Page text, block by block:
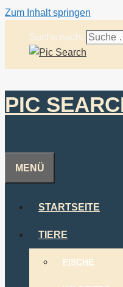
Zum Inhalt springen
Suche nach:
PIC
MENÜ
STARTSEITE
TIERE
FISCHE